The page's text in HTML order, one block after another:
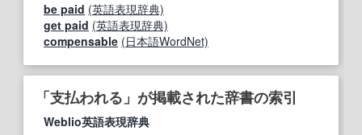
be paid (英語表現辞典)
get paid (英語表現辞典)
compensable (日本語WordNet)
「支払われる」が掲載された辞書の索引
Weblio英語表現辞典